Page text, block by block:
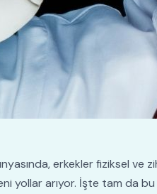
erkekler fiziksel ve
yollar arıyor. İşte tam da